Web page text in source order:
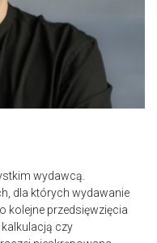
wydawcą.
dla których wydawanie
kolejne przedsięwzięcia
czy